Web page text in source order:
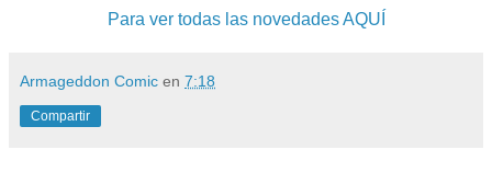
Para ver todas las novedades AQUÍ
Armageddon Comic en 7:18
Compartir